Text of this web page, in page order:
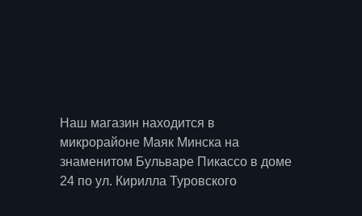
Наш магазин находится в
микрорайоне Маяк Минска на
знаменитом Бульваре Пикассо в доме
24 по ул. Кирилла Туровского